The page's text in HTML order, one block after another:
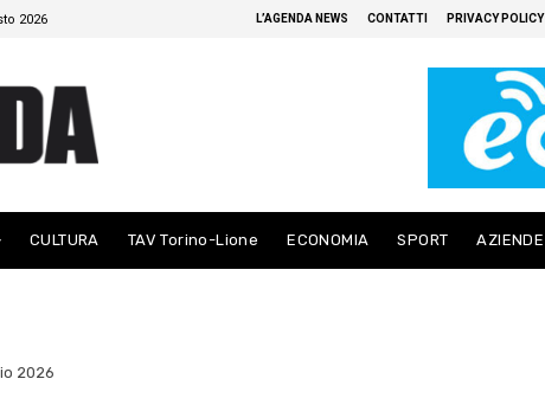
2026 L’AGENDA NEWS CONTATTI PRIVACY POLICY
CULTURA TAV Torino-Lione ECONOMIA SPORT AZIENDE
2026